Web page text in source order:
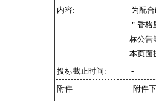
内容:
为配
＂香
标公告
本页面
投标截止时间:
-
附件:
附件